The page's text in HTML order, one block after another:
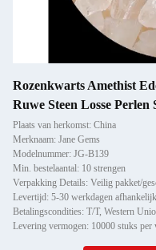
Rozenkwarts Amethist
Ruwe Steen Losse
Plaats van herkomst: China
Merknaam: Jane Gems
Modelnummer: JG-B139
Min. bestelaantal: 10 strengen
Verpakking Details: Veilig pakket/
Levertijd: 5-30 werkdagen
Betalingscondities: T/T, Western
Levering vermogen: 10000 stuks per